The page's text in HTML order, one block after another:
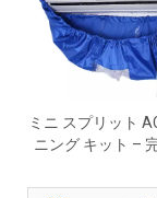
ミニ スプリット
ニング キット –
ナンス セッ